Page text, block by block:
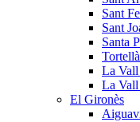
Sant
Sant
Santa
Tortellà
La Vall
La Vall
El Gironès